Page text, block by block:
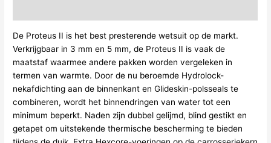
De Proteus II is het best presterende wetsuit op de markt.
Verkrijgbaar in 3 mm en 5 mm, de Proteus II is vaak de
maatstaf waarmee andere pakken worden vergeleken in
termen van warmte. Door de nu beroemde Hydrolock-
nekafdichting aan de binnenkant en Glideskin-polsseals te
combineren, wordt het binnendringen van water tot een
minimum beperkt. Naden zijn dubbel gelijmd, blind gestikt en
getapet om uitstekende thermische bescherming te bieden